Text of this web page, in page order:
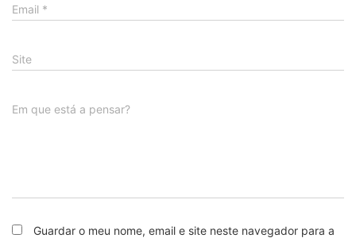
Email *
Site
Em que está a pensar?
Guardar o meu nome, email e site neste navegador para a